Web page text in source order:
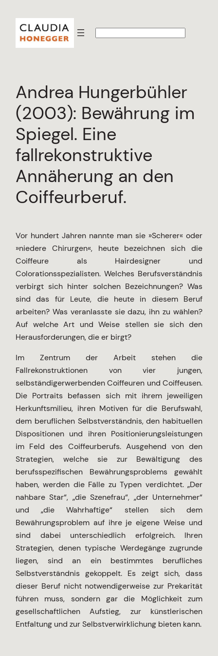
Inhalt
springen
Andrea Hungerbühler
(2003): Bewährung im
Spiegel. Eine
fallrekonstruktive
Annäherung an den
Coiffeurberuf.
Vor hundert Jahren nannte man sie »Scherer« oder
»niedere Chirurgen«, heute bezeichnen sich die
Coiffeure als Hairdesigner und
Colorationsspezialisten. Welches Berufsverständnis
verbirgt sich hinter solchen Bezeichnungen? Was
sind das für Leute, die heute in diesem Beruf
arbeiten? Was veranlasste sie dazu, ihn zu wählen?
Auf welche Art und Weise stellen sie sich den
Herausforderungen, die er birgt?
Im Zentrum der Arbeit stehen die
Fallrekonstruktionen von vier jungen,
selbständigerwerbenden Coiffeuren und Coiffeusen.
Die Portraits befassen sich mit ihrem jeweiligen
Herkunftsmilieu, ihren Motiven für die Berufswahl,
dem beruflichen Selbstverständnis, den habituellen
Dispositionen und ihren Positionierungsleistungen
im Feld des Coiffeurberufs. Ausgehend von den
Strategien, welche sie zur Bewältigung des
berufsspezifischen Bewährungsproblems gewählt
haben, werden die Fälle zu Typen verdichtet. „Der
nahbare Star“, „die Szenefrau“, „der Unternehmer“
und „die Wahrhaftige“ stellen sich dem
Bewährungsproblem auf ihre je eigene Weise und
sind dabei unterschiedlich erfolgreich. Ihren
Strategien, denen typische Werdegänge zugrunde
liegen, sind an ein bestimmtes berufliches
Selbstverständnis gekoppelt. Es zeigt sich, dass
dieser Beruf nicht notwendigerweise zur Prekarität
führen muss, sondern gar die Möglichkeit zum
gesellschaftlichen Aufstieg, zur künstlerischen
Entfaltung und zur Selbstverwirklichung bieten kann.